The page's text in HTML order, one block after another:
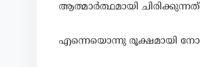
ആത്മാർത്ഥമായി
എന്നെയൊന്നു രൂക്ഷമായി